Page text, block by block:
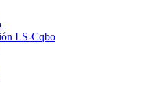
LS-Cqbo